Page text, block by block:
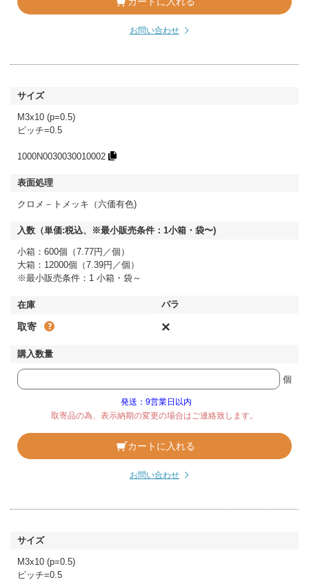
お問い合わせ
M3x10 (p=0.5)
ピッチ=0.5
1000N0030030010002
クロメ－トメッキ（六価有色)
小箱：600個（7.77円／個）
大箱：12000個（7.39円／個）
※最小販売条件：1 小箱・袋～
取寄 ×
個
発送：9営業日以内
取寄品の為、表示納期の変更の場合はご連絡致します。
カートに入れる
お問い合わせ
M3x10 (p=0.5)
ピッチ=0.5